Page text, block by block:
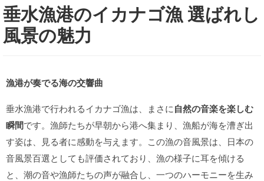
垂水漁港のイカナゴ漁 選ばれし
風景の魅力
漁港が奏でる海の交響曲
垂水漁港で行われるイカナゴ漁は、まさに自然の音楽を楽しむ
瞬間です。漁師たちが早朝から港へ集まり、漁船が海を漕ぎ出
す姿は、見る者に感動を与えます。この漁の音風景は、日本の
音風景百選としても評価されており、漁の様子に耳を傾ける
と、潮の音や漁師たちの声が融合し、一つのハーモニーを生み